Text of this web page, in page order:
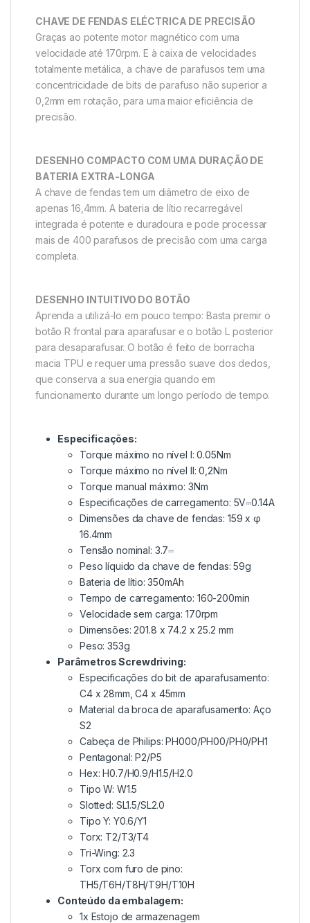
CHAVE DE FENDAS ELÉCTRICA DE PRECISÃO
Graças ao potente motor magnético com uma
velocidade até 170rpm. E à caixa de velocidades
totalmente metálica, a chave de parafusos tem uma
concentricidade de bits de parafuso não superior a
0,2mm em rotação, para uma maior eficiência de
precisão.
DESENHO COMPACTO COM UMA DURAÇÃO DE
BATERIA EXTRA-LONGA
A chave de fendas tem um diâmetro de eixo de
apenas 16,4mm. A bateria de lítio recarregável
integrada é potente e duradoura e pode processar
mais de 400 parafusos de precisão com uma carga
completa.
DESENHO INTUITIVO DO BOTÃO
Aprenda a utilizá-lo em pouco tempo: Basta premir o
botão R frontal para aparafusar e o botão L posterior
para desaparafusar. O botão é feito de borracha
macia TPU e requer uma pressão suave dos dedos,
que conserva a sua energia quando em
funcionamento durante um longo período de tempo.
Especificações:
Torque máximo no nível I: 0.05Nm
Torque máximo no nível II: 0,2Nm
Torque manual máximo: 3Nm
Especificações de carregamento: 5V⎓0.14A
Dimensões da chave de fendas: 159 x φ
16.4mm
Tensão nominal: 3.7⎓
Peso líquido da chave de fendas: 59g
Bateria de lítio: 350mAh
Tempo de carregamento: 160-200min
Velocidade sem carga: 170rpm
Dimensões: 201.8 x 74.2 x 25.2 mm
Peso: 353g
Parâmetros Screwdriving:
Especificações do bit de aparafusamento:
C4 x 28mm, C4 x 45mm
Material da broca de aparafusamento: Aço
S2
Cabeça de Philips: PH000/PH00/PH0/PH1
Pentagonal: P2/P5
Hex: H0.7/H0.9/H1.5/H2.0
Tipo W: W1.5
Slotted: SL1.5/SL2.0
Tipo Y: Y0.6/Y1
Torx: T2/T3/T4
Tri-Wing: 2.3
Torx com furo de pino:
TH5/T6H/T8H/T9H/T10H
Conteúdo da embalagem:
1x Estojo de armazenagem